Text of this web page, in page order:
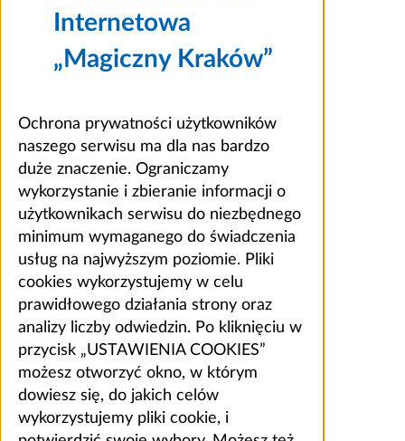
Internetowa
„Magiczny Kraków”
Ochrona prywatności użytkowników
naszego serwisu ma dla nas bardzo
duże znaczenie. Ograniczamy
wykorzystanie i zbieranie informacji o
użytkownikach serwisu do niezbędnego
minimum wymaganego do świadczenia
usług na najwyższym poziomie. Pliki
cookies wykorzystujemy w celu
prawidłowego działania strony oraz
analizy liczby odwiedzin. Po kliknięciu w
przycisk „USTAWIENIA COOKIES”
możesz otworzyć okno, w którym
dowiesz się, do jakich celów
wykorzystujemy pliki cookie, i